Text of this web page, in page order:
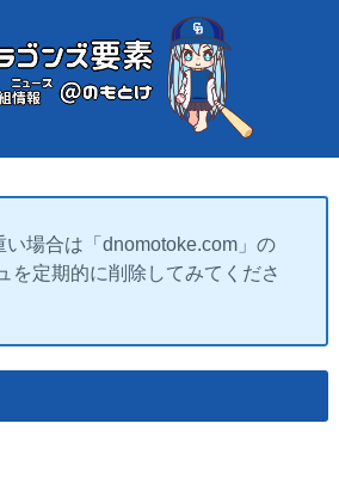
場合は「dnomotoke.com」の
を定期的に削除してみてくださ